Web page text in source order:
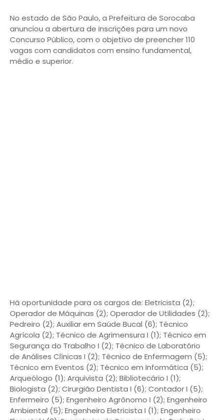
No estado de São Paulo, a Prefeitura de Sorocaba
anunciou a abertura de inscrições para um novo
Concurso Público, com o objetivo de preencher 110
vagas com candidatos com ensino fundamental,
médio e superior.
Há oportunidade para os cargos de: Eletricista (2);
Operador de Máquinas (2); Operador de Utilidades (2);
Pedreiro (2); Auxiliar em Saúde Bucal (6); Técnico
Agrícola (2); Técnico de Agrimensura I (1); Técnico em
Segurança do Trabalho I (2); Técnico de Laboratório
de Análises Clínicas I (2); Técnico de Enfermagem (5);
Técnico em Eventos (2); Técnico em Informática (5);
Arqueólogo (1); Arquivista (2); Bibliotecário I (1);
Biologista (2); Cirurgião Dentista I (6); Contador I (5);
Enfermeiro (5); Engenheiro Agrônomo I (2); Engenheiro
Ambiental (5); Engenheiro Eletricista I (1); Engenheiro